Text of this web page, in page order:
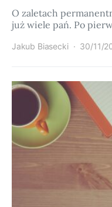
O zaletach
już wiele pań. Po
Jakub Biasecki 30/11/